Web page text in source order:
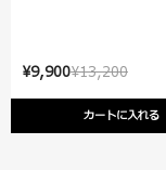
¥13,200
¥9,900
カートに入れる